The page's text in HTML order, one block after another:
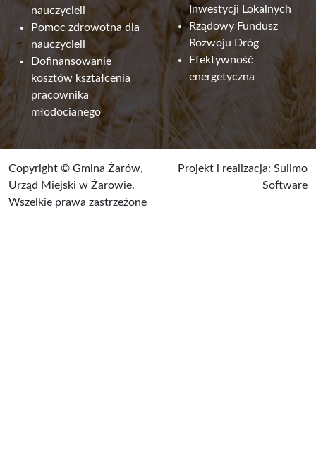
nauczycieli
Pomoc zdrowotna dla
nauczycieli
Dofinansowanie
kosztów kształcenia
pracownika
młodocianego
Inwestycji Lokalnych
Rządowy Fundusz
Rozwoju Dróg
Efektywność
energetyczna
Copyright © Gmina Żarów,
Urząd Miejski w Żarowie.
Wszelkie prawa zastrzeżone
Projekt i realizacja: Sulimo
Software